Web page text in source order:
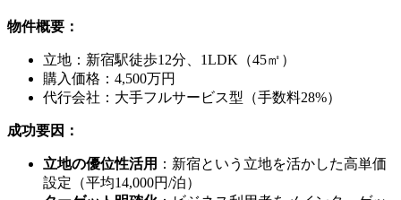
物件概要：
立地：新宿駅徒歩12分、1LDK（45㎡）
購入価格：4,500万円
代行会社：大手フルサービス型（手数料28%）
成功要因：
立地の優位性活用 ：新宿という立地を活かした高単価
設定（平均14,000円/泊）